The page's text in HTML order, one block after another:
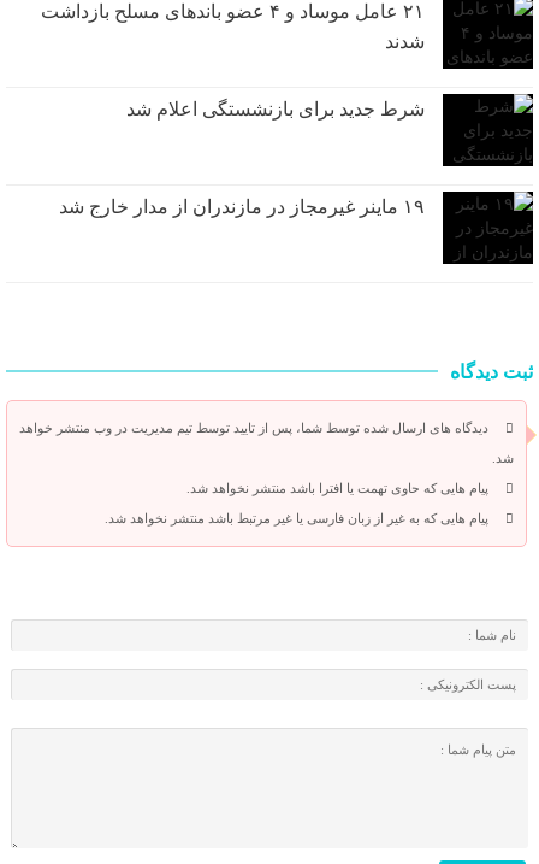
۲۱ عامل موساد و ۴ عضو باند‌های مسلح بازداشت
شدند
شرط جدید برای بازنشستگی اعلام شد
۱۹ ماینر غیرمجاز در مازندران از مدار خارج شد
ثبت دیدگاه
دیدگاه های ارسال شده توسط شما، پس از تایید توسط تیم مدیریت در وب منتشر خواهد
شد.
پیام هایی که حاوی تهمت یا افترا باشد منتشر نخواهد شد.
پیام هایی که به غیر از زبان فارسی یا غیر مرتبط باشد منتشر نخواهد شد.